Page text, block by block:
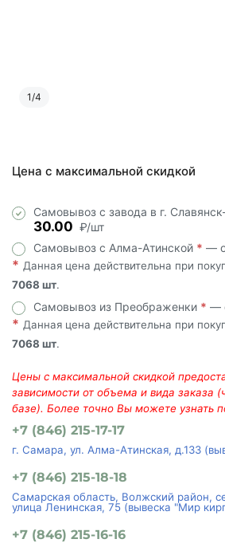
1/4
Цена с максимальной скидкой
Самовывоз с завода в г.
30.00 ₽/шт
Самовывоз с Алма-Атинской * —
* Данная цена действительна при
7068 шт.
Самовывоз из Преображенки * —
* Данная цена действительна при
7068 шт.
Цены с максимальной скидкой
зависимости от объема и вида заказа
базе). Более точно Вы можете узнать
+7 (846) 215-17-17
г. Самара, ул. Алма-Атинская, д.133
+7 (846) 215-18-18
Самарская область, Волжский район,
улица Ленинская, 75 (вывеска "Мир
+7 (846) 215-16-16